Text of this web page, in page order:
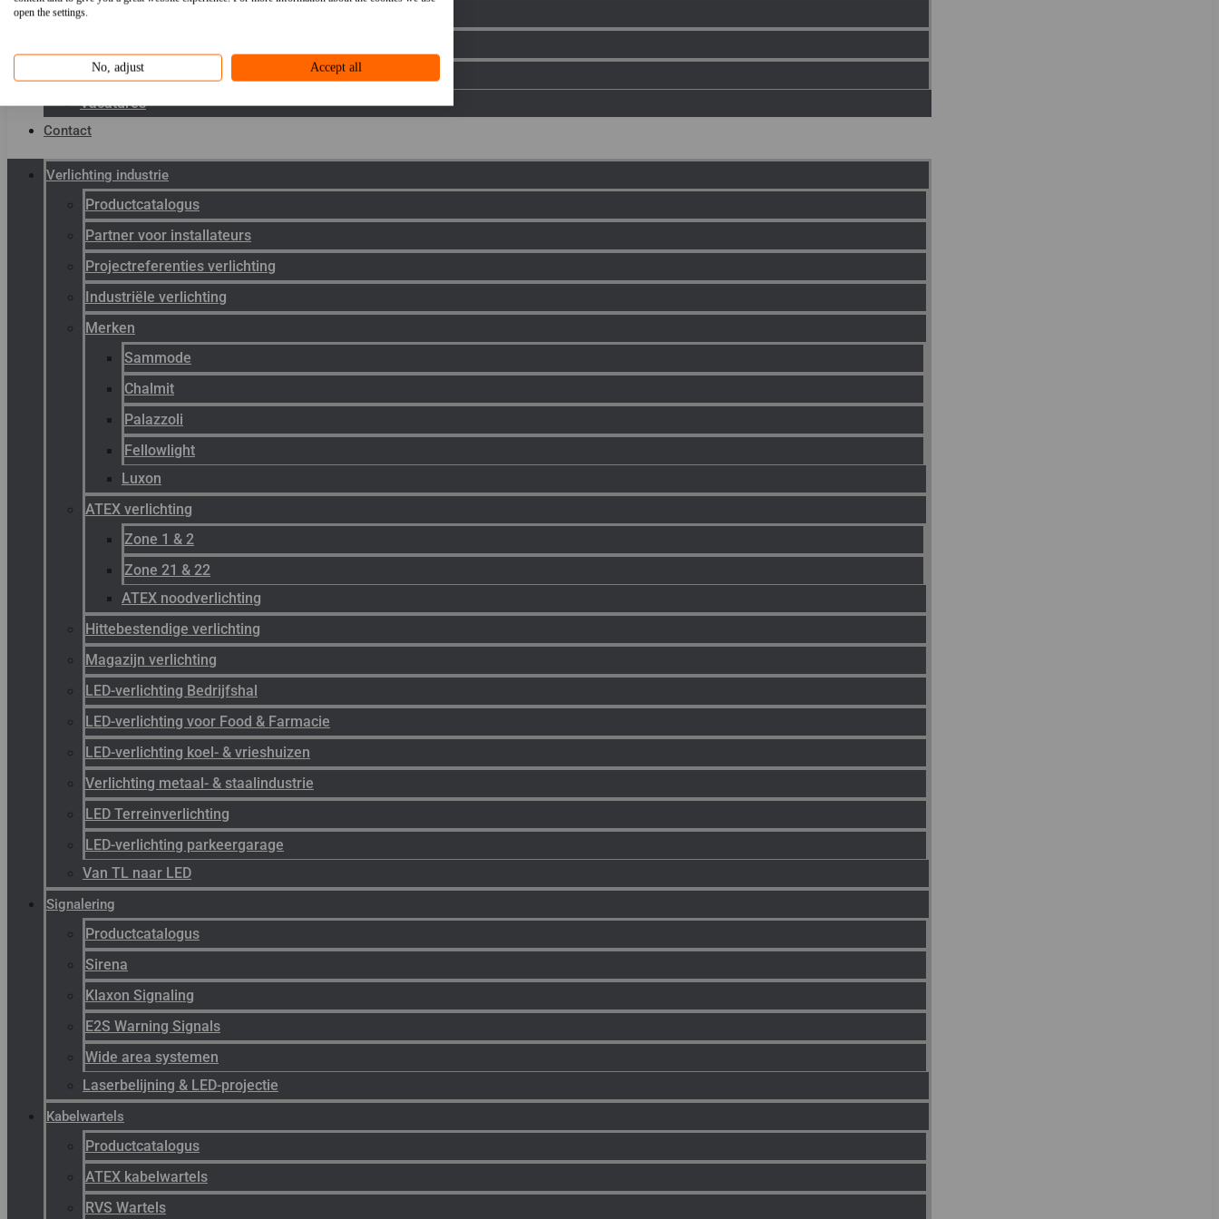
open the settings.
No, adjust Accept all
Toepassingen
Werken bij Gunneman
Vacatures
Contact
Verlichting industrie
Productcatalogus
Partner voor installateurs
Projectreferenties verlichting
Industriële verlichting
Merken
Sammode
Chalmit
Palazzoli
Fellowlight
Luxon
ATEX verlichting
Zone 1 & 2
Zone 21 & 22
ATEX noodverlichting
Hittebestendige verlichting
Magazijn verlichting
LED-verlichting Bedrijfshal
LED-verlichting voor Food & Farmacie
LED-verlichting koel- & vrieshuizen
Verlichting metaal- & staalindustrie
LED Terreinverlichting
LED-verlichting parkeergarage
Van TL naar LED
Signalering
Productcatalogus
Sirena
Klaxon Signaling
E2S Warning Signals
Wide area systemen
Laserbelijning & LED-projectie
Kabelwartels
Productcatalogus
ATEX kabelwartels
RVS Wartels